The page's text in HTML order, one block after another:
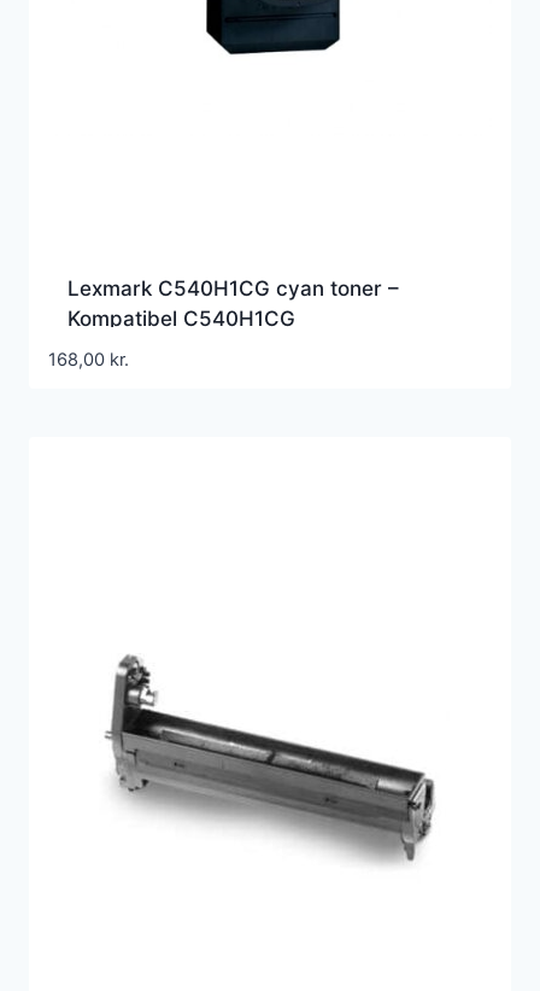
Lexmark C540H1CG cyan toner –
Kompatibel C540H1CG
168,00 kr.